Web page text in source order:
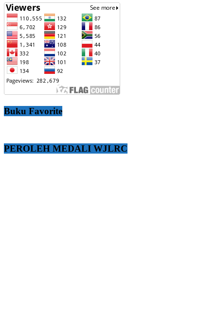
Buku Favorite
PEROLEH MEDALI WJLRC